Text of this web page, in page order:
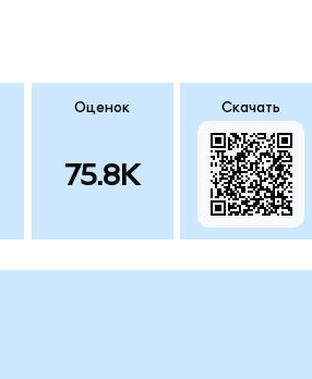
Оценок
75.8K
Скачать